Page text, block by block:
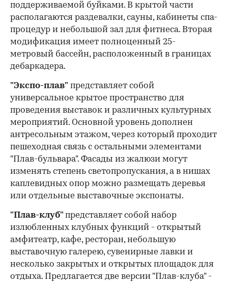
поддерживаемой буйками. В крытой части
располагаются раздевалки, сауны, кабинеты спа-
процедур и небольшой зал для фитнеса. Вторая
модификация имеет полноценный 25-
метровый бассейн, расположенный в границах
дебаркадера.
"Экспо-плав" представляет собой
универсальное крытое пространство для
проведения выставок и различных культурных
мероприятий. Основной уровень дополнен
антресольным этажом, через который проходит
пешеходная связь с остальными элементами
"Плав-бульвара". Фасады из жалюзи могут
изменять степень светопропускания, а в нишах
каплевидных опор можно размещать деревья
или отдельные выставочные экспонаты.
"Плав-клуб" представляет собой набор
излюбленных клубных функций - открытый
амфитеатр, кафе, ресторан, небольшую
выставочную галерею, сувенирные лавки и
несколько закрытых и открытых площадок для
отдыха. Предлагается две версии "Плав-клуба" -